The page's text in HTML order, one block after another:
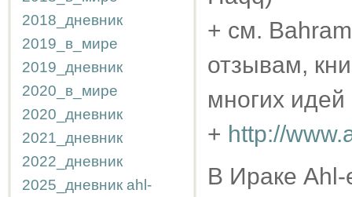
2018_дневник
2019_в_мире
2019_дневник
2020_в_мире
2020_дневник
2021_дневник
2022_дневник
2025_дневник ahl-
+ см.
отзывам,
многих
+ http://
В Ираке